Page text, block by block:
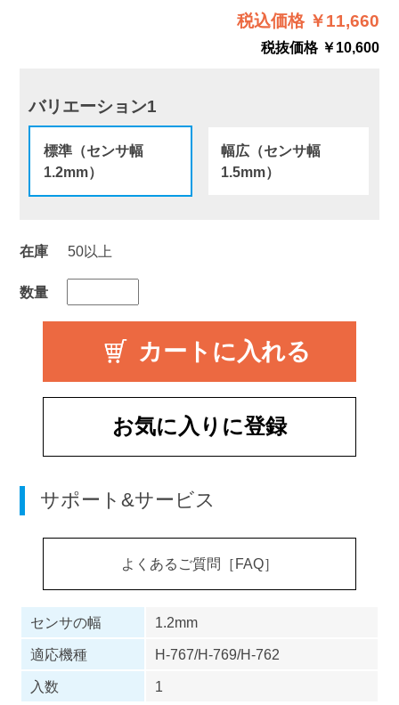
税込価格 ￥11,660
税抜価格 ￥10,600
バリエーション1
標準（センサ幅
1.2mm）
幅広（センサ幅
1.5mm）
在庫 50以上
数量
お気に入りに登録
サポート&サービス
よくあるご質問［FAQ］
センサの幅
1.2mm
適応機種
H-767/H-769/H-762
入数
1